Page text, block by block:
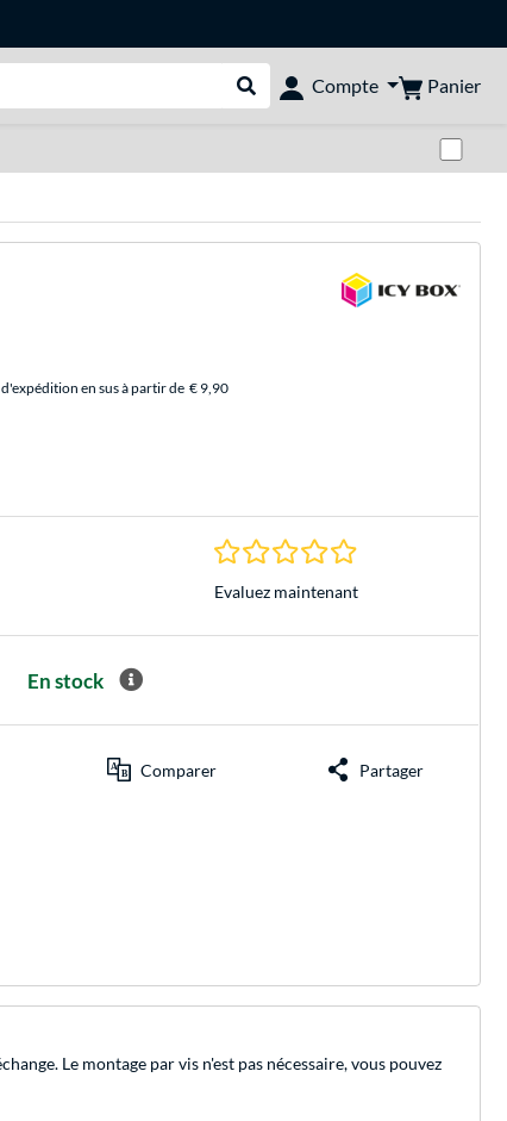
Rechercher dans le shop
Compte Panier
en sus à partir de € 9,90
0.0 Étoiles à 0
Evaluez maintenant
En stock
Comparer Partager
Le montage par vis n'est pas nécessaire, vous pouvez